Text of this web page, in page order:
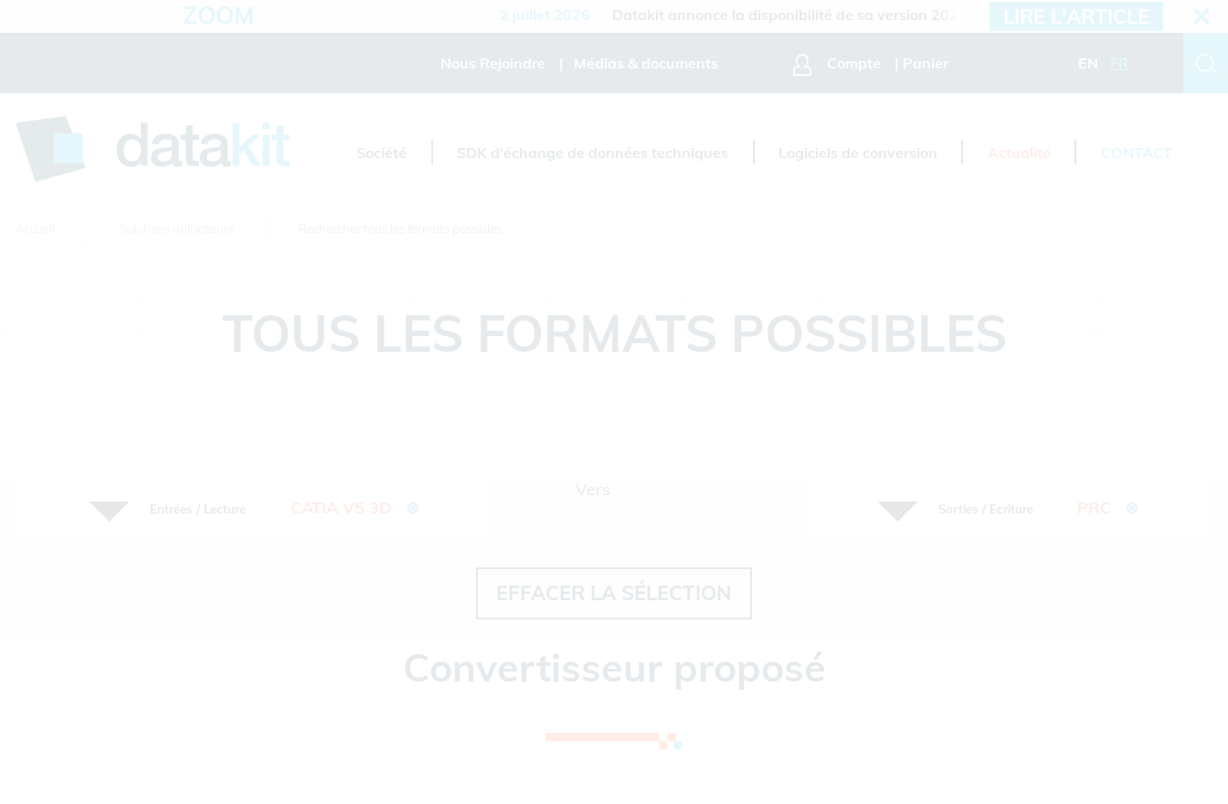
ZOOM 2 juillet 2026 Datakit annonce la disponibilité de sa version 2026.3 LIRE L'ARTICLE
Nous Rejoindre Médias & documents Compte Panier EN
Société SDK d'échange de données techniques Logiciels de conversion CONTACT
TOUS LES FORMATS POSSIBLES
Entrées / Lecture
Vers
Sorties / Ecriture
EFFACER LA SÉLECTION
Convertisseur proposé
Panneau de gestion des cookies